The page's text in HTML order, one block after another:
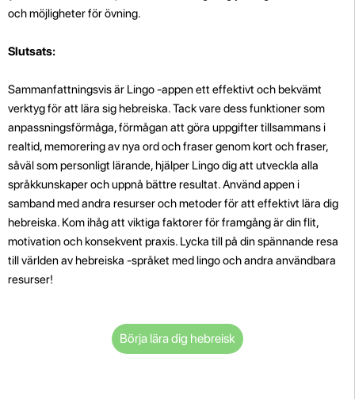
och möjligheter för övning.
Slutsats:
Sammanfattningsvis är Lingo -appen ett effektivt och bekvämt
verktyg för att lära sig hebreiska. Tack vare dess funktioner som
anpassningsförmåga, förmågan att göra uppgifter tillsammans i
realtid, memorering av nya ord och fraser genom kort och fraser,
såväl som personligt lärande, hjälper Lingo dig att utveckla alla
språkkunskaper och uppnå bättre resultat. Använd appen i
samband med andra resurser och metoder för att effektivt lära dig
hebreiska. Kom ihåg att viktiga faktorer för framgång är din flit,
motivation och konsekvent praxis. Lycka till på din spännande resa
till världen av hebreiska -språket med lingo och andra användbara
resurser!
Börja lära dig hebreisk